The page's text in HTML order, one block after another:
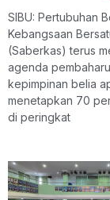
SIBU: Pertubuhan
Kebangsaan
(Saberkas) terus
agenda
kepimpinan belia
menetapkan 70
di peringkat